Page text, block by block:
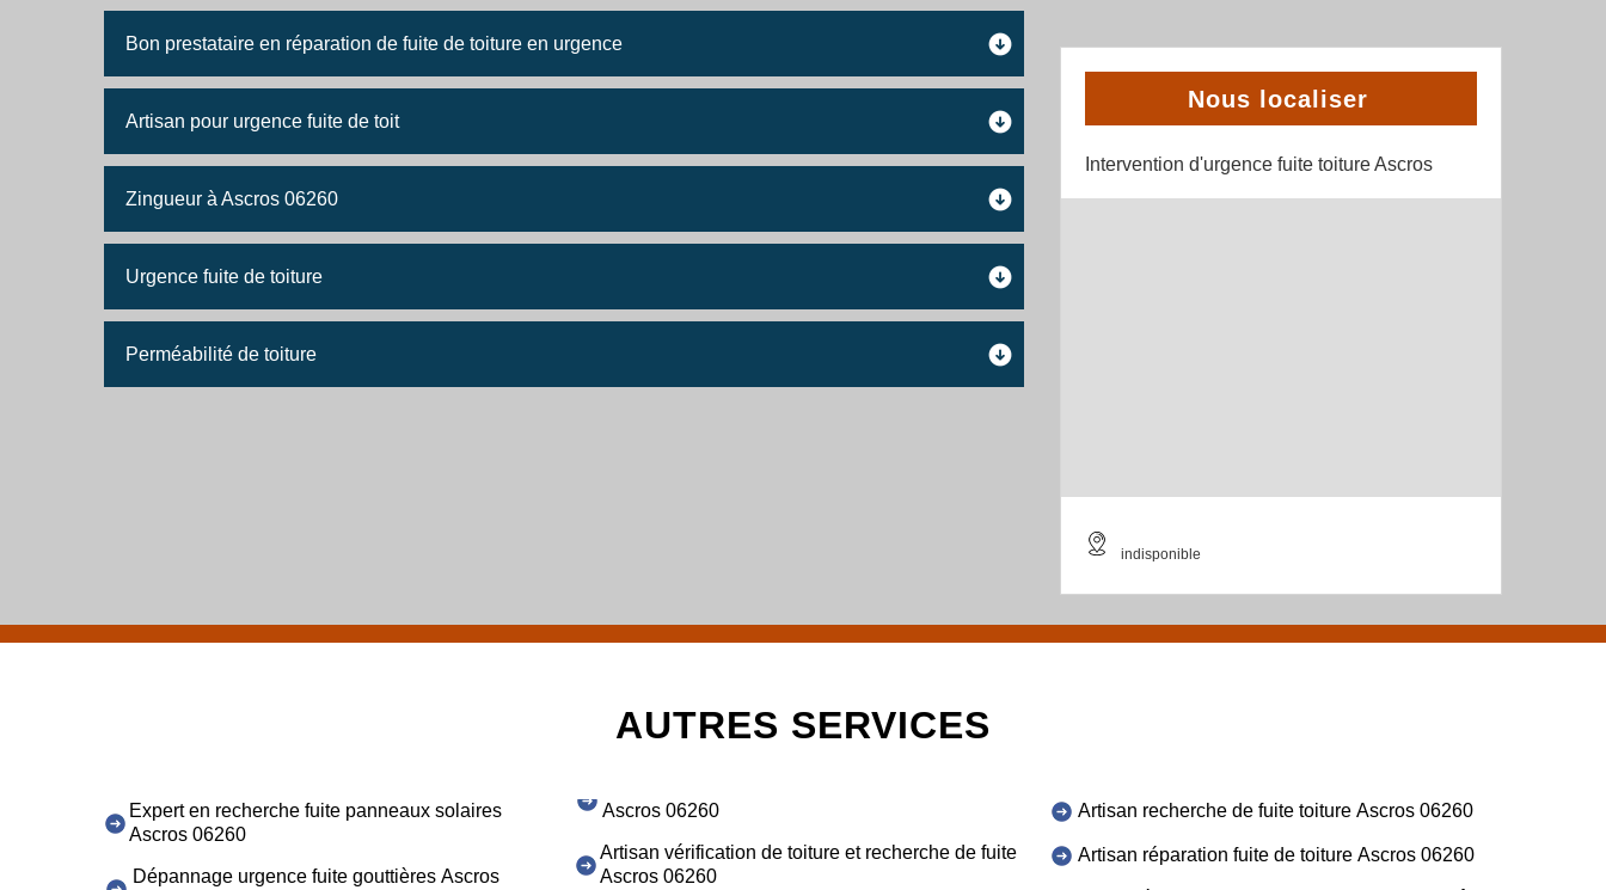
Bon prestataire en réparation de fuite de toiture en urgence
Artisan pour urgence fuite de toit
Zingueur à Ascros 06260
Urgence fuite de toiture
Perméabilité de toiture
Nous localiser
Intervention d'urgence fuite toiture Ascros
indisponible
AUTRES SERVICES
Expert en recherche fuite panneaux solaires
Ascros 06260
Dépannage urgence fuite gouttières Ascros
Ascros 06260
Artisan vérification de toiture et recherche de fuite
Ascros 06260
Artisan recherche de fuite toiture Ascros 06260
Artisan réparation fuite de toiture Ascros 06260